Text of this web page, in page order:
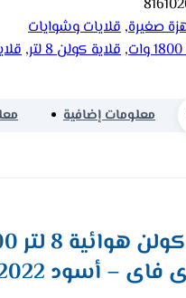
صغيرة, قلايات وشوايات
, قلاية كولن 8 لتر ,
معلومات إضافية
– أسود 816102022